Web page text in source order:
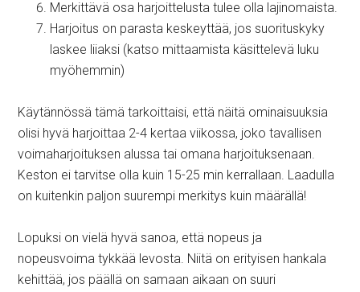
Merkittävä osa harjoittelusta tulee olla lajinomaista.
Harjoitus on parasta keskeyttää, jos suorituskyky
laskee liiaksi (katso mittaamista käsittelevä luku
myöhemmin)
Käytännössä tämä tarkoittaisi, että näitä ominaisuuksia
olisi hyvä harjoittaa 2-4 kertaa viikossa, joko tavallisen
voimaharjoituksen alussa tai omana harjoituksenaan.
Keston ei tarvitse olla kuin 15-25 min kerrallaan. Laadulla
on kuitenkin paljon suurempi merkitys kuin määrällä!
Lopuksi on vielä hyvä sanoa, että nopeus ja
nopeusvoima tykkää levosta. Niitä on erityisen hankala
kehittää, jos päällä on samaan aikaan on suuri